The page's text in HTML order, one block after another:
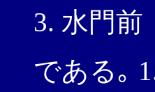
水門前
である｡